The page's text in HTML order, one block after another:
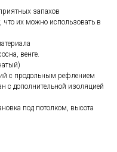
запахов
что их можно использовать в
венге.
с продольным рефлением
дополнительной изоляцией
под потолком, высота